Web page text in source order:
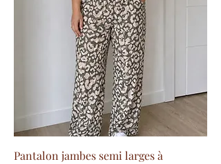
Pantalon jambes semi larges à